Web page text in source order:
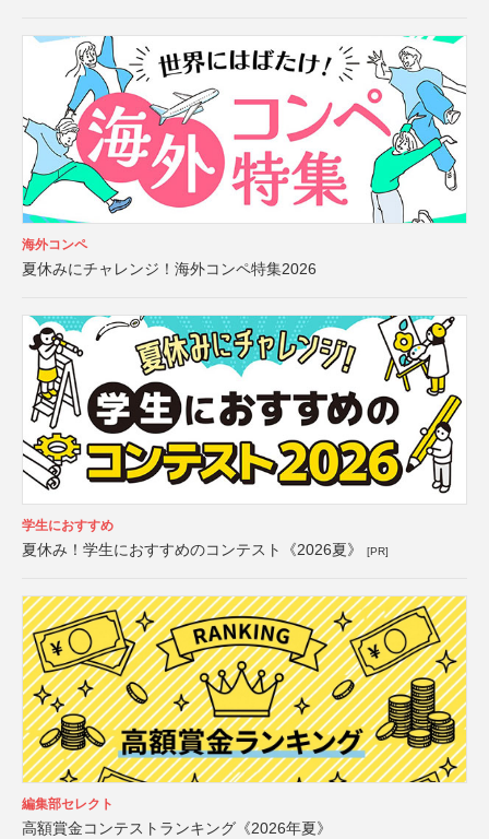
海外コンペ
夏休みにチャレンジ！海外コンペ特集2026
学生におすすめ
夏休み！学生におすすめのコンテスト《2026夏》 [PR]
編集部セレクト
高額賞金コンテストランキング《2026年夏》